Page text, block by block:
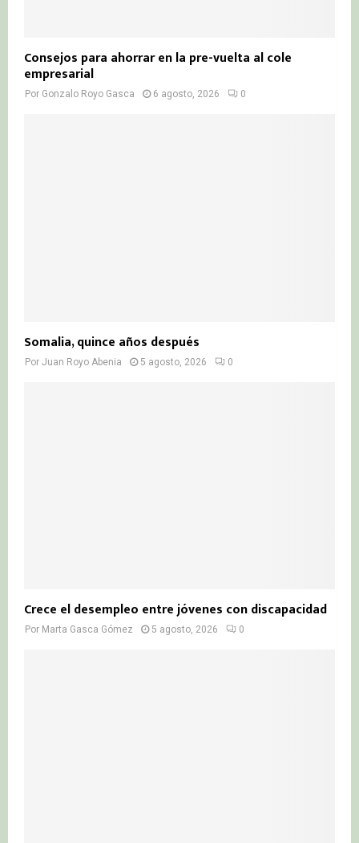
Consejos para ahorrar en la pre-vuelta al cole
empresarial
Por Gonzalo Royo Gasca 6 agosto, 2026 0
Somalia, quince años después
Por Juan Royo Abenia 5 agosto, 2026 0
Crece el desempleo entre jóvenes con discapacidad
Por Marta Gasca Gómez 5 agosto, 2026 0